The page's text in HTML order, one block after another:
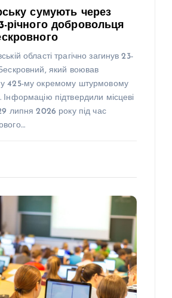
сумують через
річного добровольця
області трагічно загинув 23-
який воював
425-му окремому штурмовому
підтвердили місцеві
липня 2026 року під час